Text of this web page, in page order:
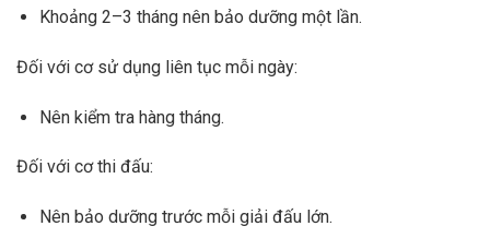
Khoảng 2–3 tháng nên bảo dưỡng một lần.
Đối với cơ sử dụng liên tục mỗi ngày:
Nên kiểm tra hàng tháng.
Đối với cơ thi đấu:
Nên bảo dưỡng trước mỗi giải đấu lớn.